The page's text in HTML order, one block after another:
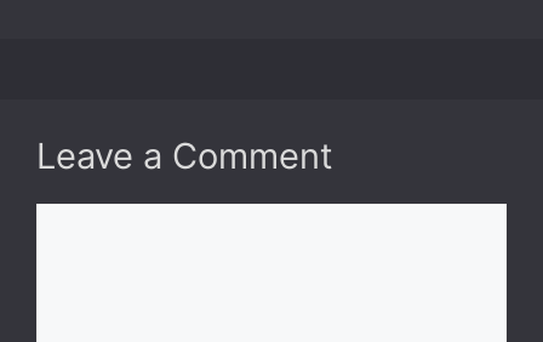
Leave a Comment